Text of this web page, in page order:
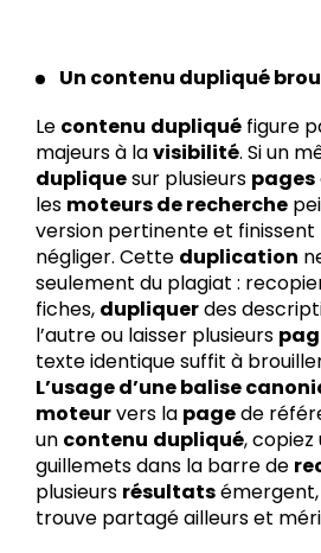
Un contenu dupliqué
Le contenu dupliqué figure
majeurs à lavisibilité. Si un
dupliquesur plusieurs pages
les moteurs de recherche
version pertinente et
négliger. Cette duplication
seulement du plagiat :
fiches, dupliquerdes
l’autre ou laisser plusieurs
texte identique suffit à
L’usage d’une balise
moteurvers la pagede
un contenu dupliqué,
guillemets dans la barre de
plusieurs résultats
trouve partagé ailleurs et